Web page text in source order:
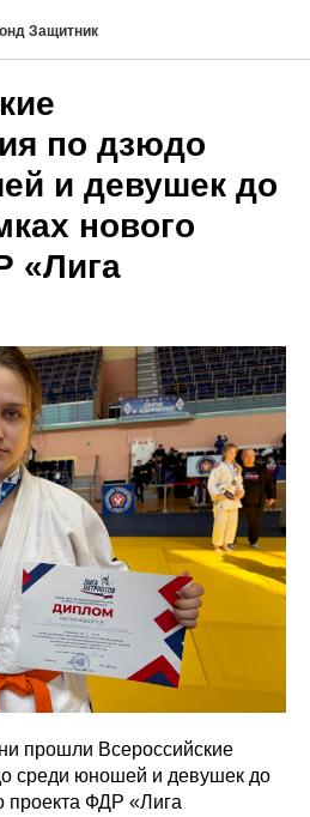
Защитник
по дзюдо
и девушек до
нового
«Лига
прошли Всероссийские
среди юношей и девушек до
проекта ФДР «Лига